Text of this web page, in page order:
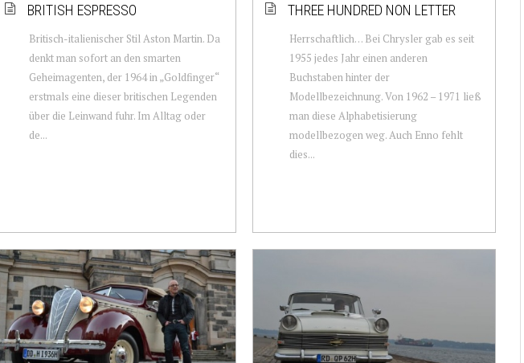
BRITISH ESPRESSO
Britisch-italienischer Stil Aston Martin. Da
denkt man sofort an den smarten
Geheimagenten, der 1964 in „Goldfinger“
erstmals eine dieser britischen Legenden
über die Leinwand fuhr. Im Alltag oder
de...
THREE HUNDRED NON LETTER
Herrschaftlich… Bei Chrysler gab es seit
1955 jedes Jahr einen anderen
Buchstaben hinter der
Modellbezeichnung. Von 1962 – 1971 ließ
man diese Alphabetisierung
modellbezogen weg. Auch Enno fehlt
dies...